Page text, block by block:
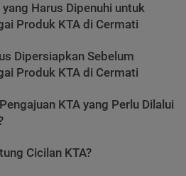
Harus Dipenuhi untuk
Produk KTA di Cermati
Dipersiapkan Sebelum
Produk KTA di Cermati
KTA yang Perlu Dilalui
Cicilan KTA?